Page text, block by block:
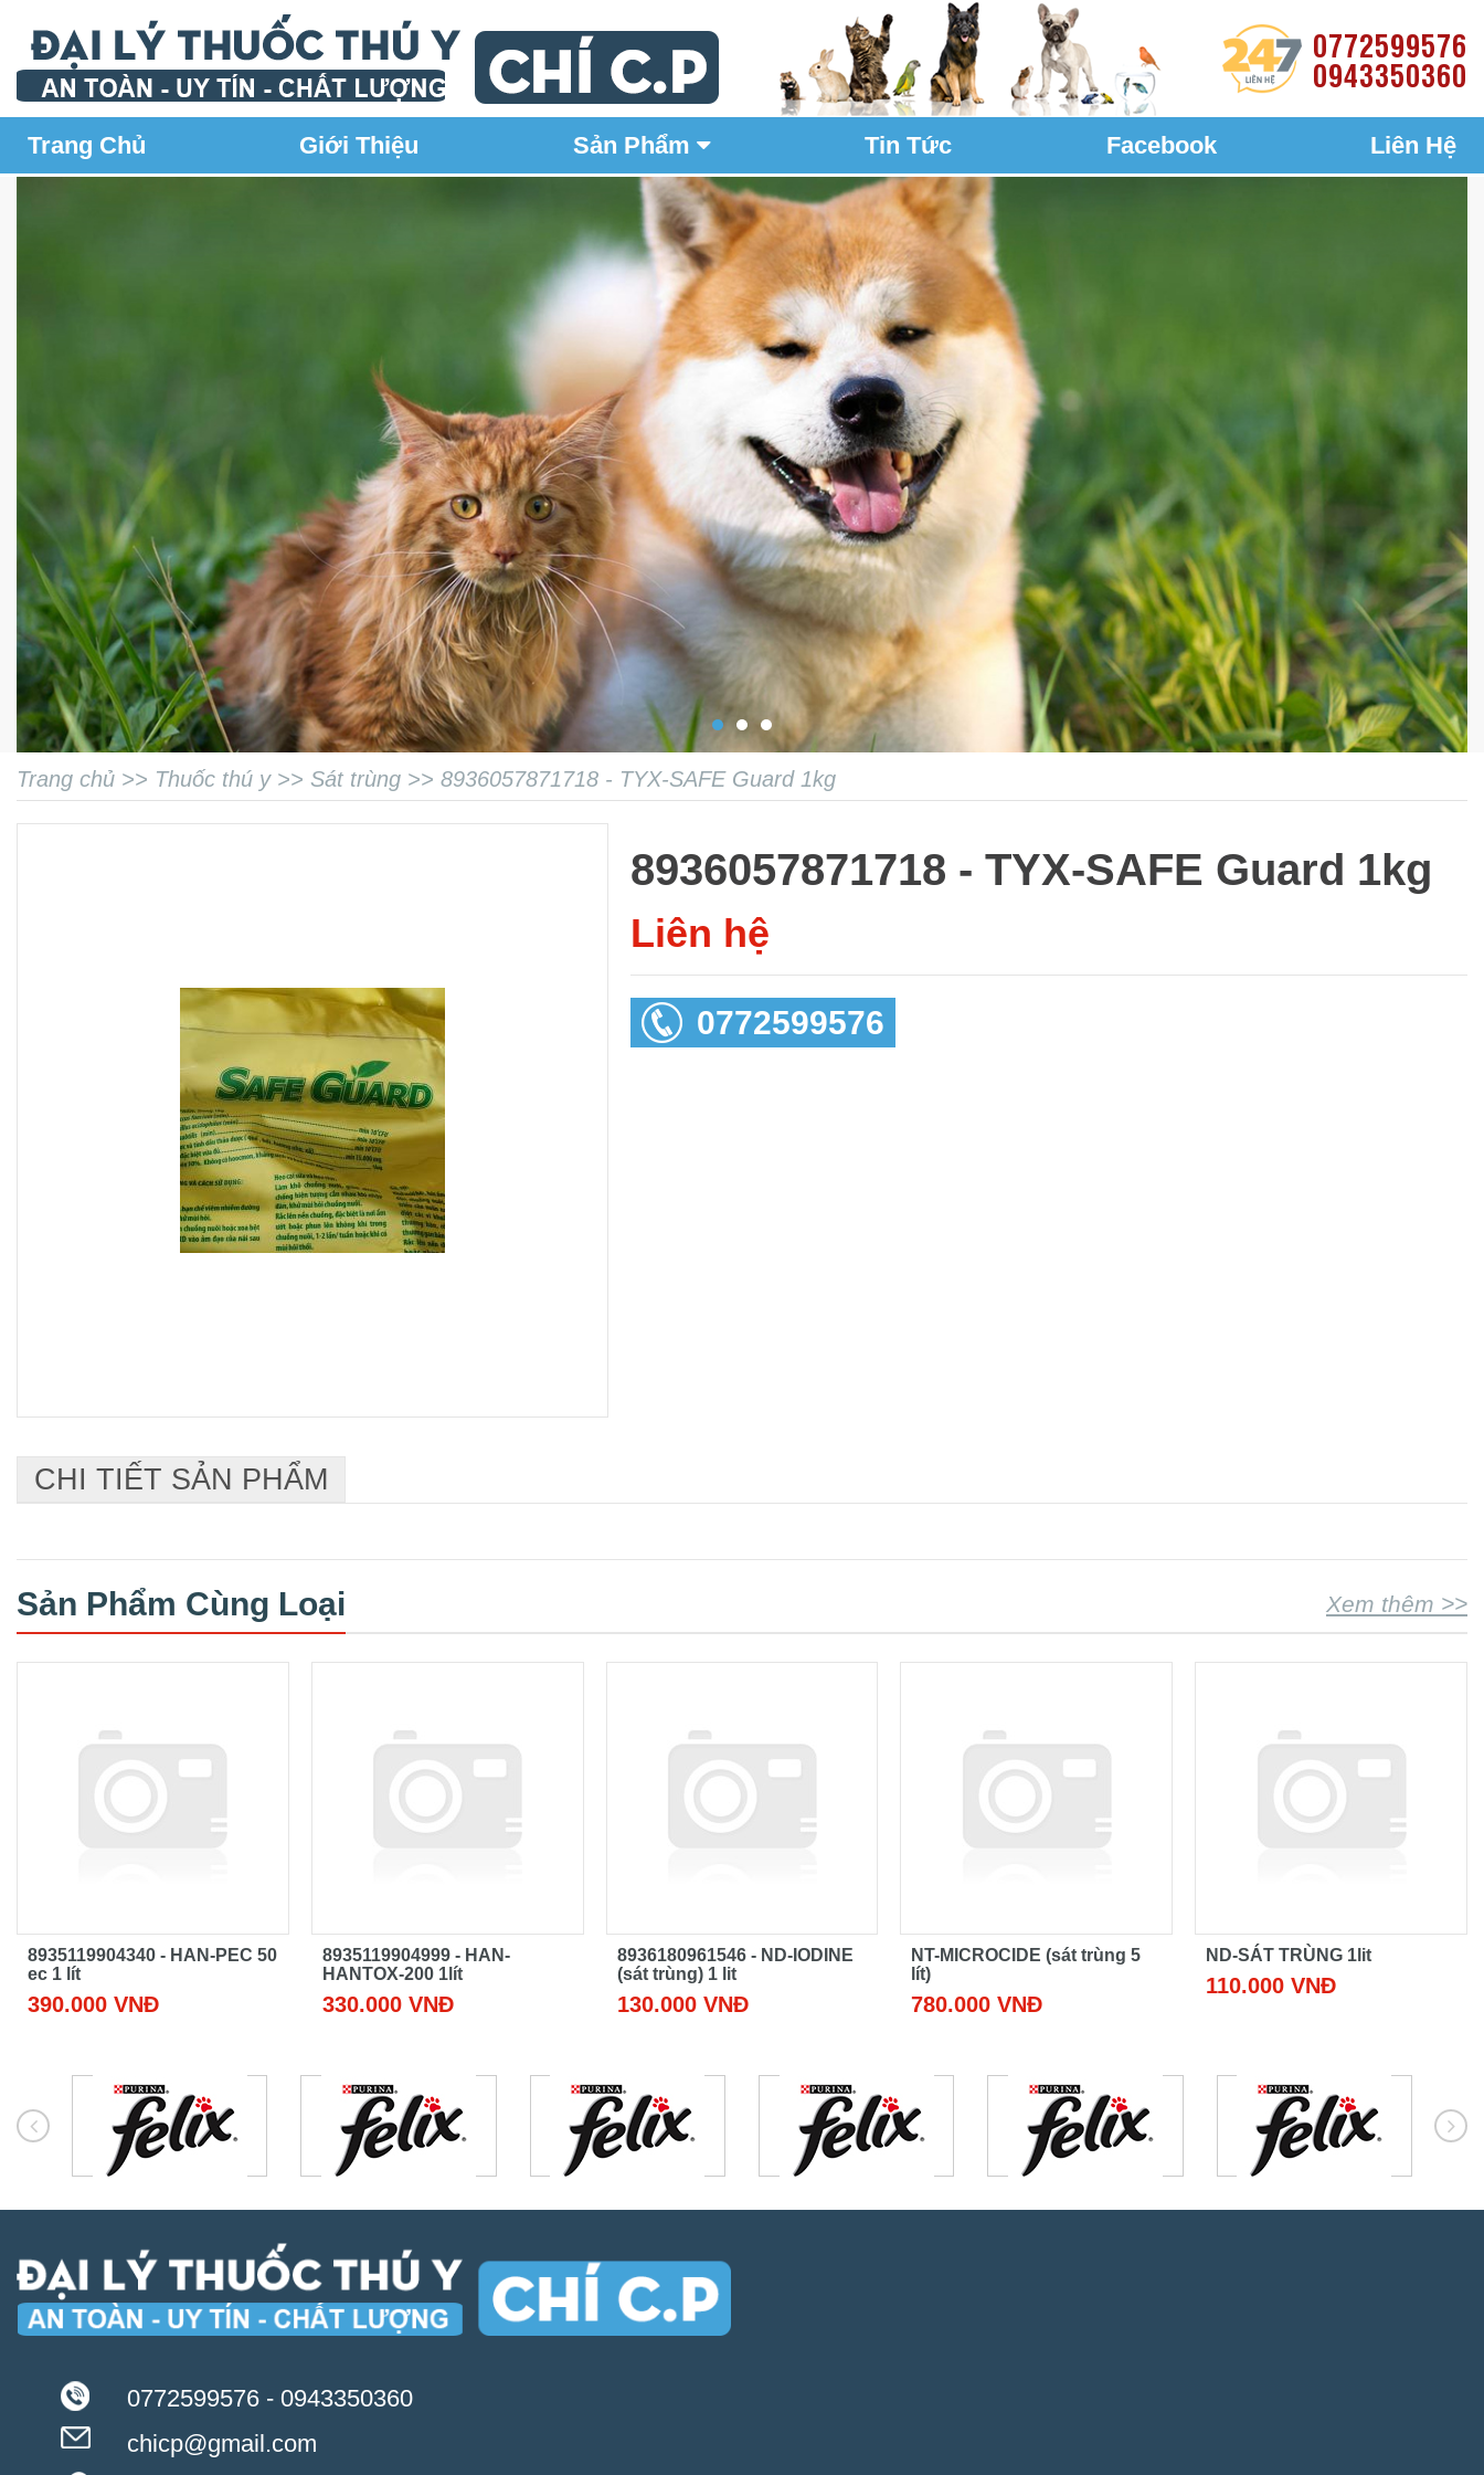
0772599576
0943350360
Trang Chủ Giới Thiệu Sản Phẩm Tin Tức Facebook Liên Hệ
Trang chủ >> Thuốc thú y>> Sát trùng >> 8936057871718 - TYX-SAFE Guard 1kg
8936057871718 - TYX-SAFE Guard 1kg
Liên hệ
0772599576
CHI TIẾT SẢN PHẨM
Sản Phẩm Cùng Loại Xem thêm >>
8935119904340 - HAN-PEC 50
ec 1 lít
390.000 VNĐ
8935119904999 - HAN-
HANTOX-200 1lít
330.000 VNĐ
8936180961546 - ND-IODINE
(sát trùng) 1 lit
130.000 VNĐ
NT-MICROCIDE (sát trùng 5
lít)
780.000 VNĐ
ND-SÁT TRÙNG 1lit
110.000 VNĐ
0772599576 - 0943350360
chicp@gmail.com